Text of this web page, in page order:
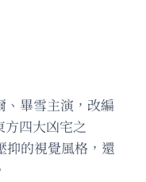
、畢雪主演，改編
方四大凶宅之
抑的視覺風格，還